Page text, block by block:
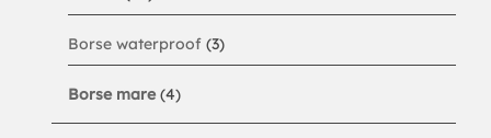
Borse waterproof (3)
Borse mare (4)